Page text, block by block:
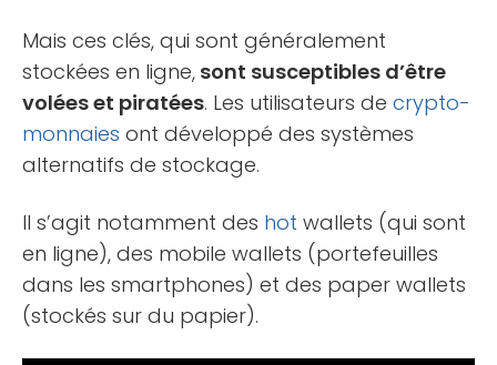
Mais ces clés, qui sont généralement
stockées en ligne, sont susceptibles d’être
volées et piratées. Les utilisateurs de crypto-
monnaies ont développé des systèmes
alternatifs de stockage.
Il s’agit notamment des hot wallets (qui sont
en ligne), des mobile wallets (portefeuilles
dans les smartphones) et des paper wallets
(stockés sur du papier).